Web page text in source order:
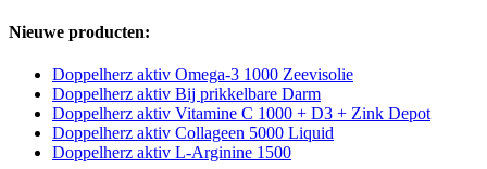
Nieuwe producten:
Doppelherz aktiv Omega-3 1000 Zeevisolie
Doppelherz aktiv Bij prikkelbare Darm
Doppelherz aktiv Vitamine C 1000 + D3 + Zink Depot
Doppelherz aktiv Collageen 5000 Liquid
Doppelherz aktiv L-Arginine 1500